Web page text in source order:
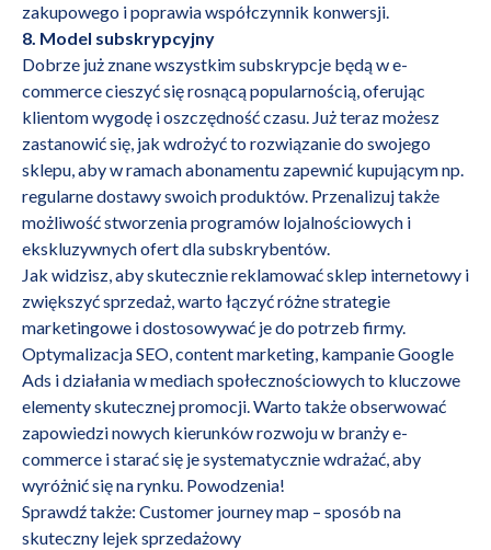
zakupowego i poprawia współczynnik konwersji.
8. Model subskrypcyjny
Dobrze już znane wszystkim subskrypcje będą w e-
commerce cieszyć się rosnącą popularnością, oferując
klientom wygodę i oszczędność czasu. Już teraz możesz
zastanowić się, jak wdrożyć to rozwiązanie do swojego
sklepu, aby w ramach abonamentu zapewnić kupującym np.
regularne dostawy swoich produktów. Przenalizuj także
możliwość stworzenia programów lojalnościowych i
ekskluzywnych ofert dla subskrybentów.
Jak widzisz, aby skutecznie reklamować sklep internetowy i
zwiększyć sprzedaż, warto łączyć różne strategie
marketingowe i dostosowywać je do potrzeb firmy.
Optymalizacja SEO, content marketing, kampanie Google
Ads i działania w mediach społecznościowych to kluczowe
elementy skutecznej promocji. Warto także obserwować
zapowiedzi nowych kierunków rozwoju w branży e-
commerce i starać się je systematycznie wdrażać, aby
wyróżnić się na rynku. Powodzenia!
Sprawdź także: Customer journey map – sposób na
skuteczny lejek sprzedażowy